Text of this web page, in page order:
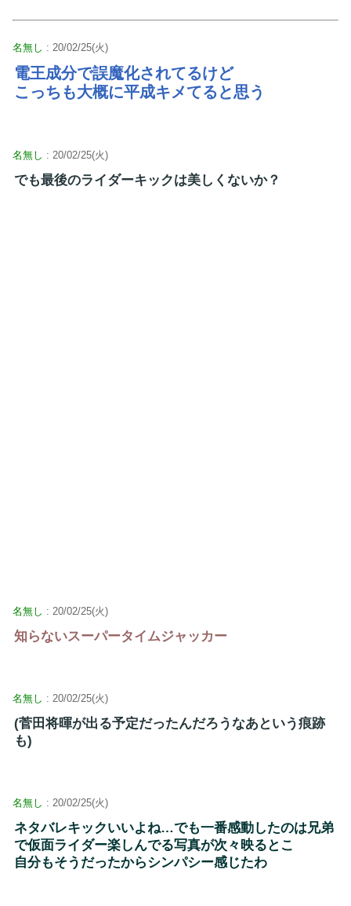
名無し : 20/02/25(火)
電王成分で誤魔化されてるけど
こっちも大概に平成キメてると思う
名無し : 20/02/25(火)
でも最後のライダーキックは美しくないか？
名無し : 20/02/25(火)
知らないスーパータイムジャッカー
名無し : 20/02/25(火)
(菅田将暉が出る予定だったんだろうなあという痕跡
も)
名無し : 20/02/25(火)
ネタバレキックいいよね…でも一番感動したのは兄弟
で仮面ライダー楽しんでる写真が次々映るとこ
自分もそうだったからシンパシー感じたわ